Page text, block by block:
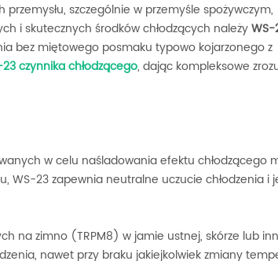
przemysłu, szczególnie w przemyśle spożywczym,
i skutecznych środków chłodzących należyWS-
bez miętowego posmaku typowo kojarzonego z
23czynnika chłodzącego, dając kompleksowe
w celu naśladowania efektu chłodzącego
23 zapewnia neutralne uczucie chłodzenia i
na zimno (TRPM8) w jamie ustnej, skórze lub
nawet przy braku jakiejkolwiek zmiany